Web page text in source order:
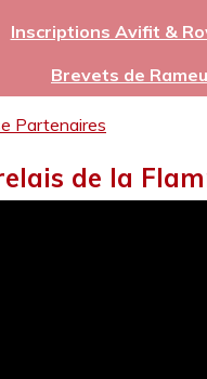
Inscriptions Avifit &
Brevets de
Partenaires
de la